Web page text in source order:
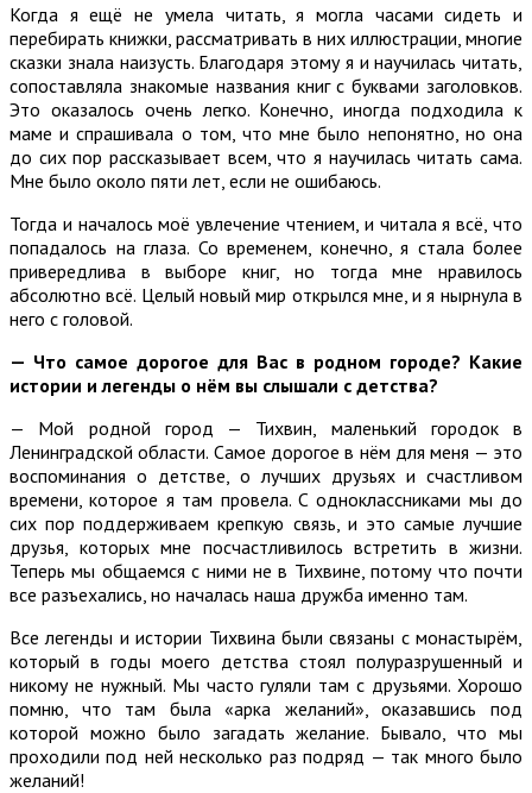
Когда я ещё не умела читать, я могла часами сидеть и
перебирать книжки, рассматривать в них иллюстрации, многие
сказки знала наизусть. Благодаря этому я и научилась читать,
сопоставляла знакомые названия книг с буквами заголовков.
Это оказалось очень легко. Конечно, иногда подходила к
маме и спрашивала о том, что мне было непонятно, но она
до сих пор рассказывает всем, что я научилась читать сама.
Мне было около пяти лет, если не ошибаюсь.
Тогда и началось моё увлечение чтением, и читала я всё, что
попадалось на глаза. Со временем, конечно, я стала более
привередлива в выборе книг, но тогда мне нравилось
абсолютно всё. Целый новый мир открылся мне, и я нырнула в
него с головой.
— Что самое дорогое для Вас в родном городе? Какие
истории и легенды о нём вы слышали с детства?
— Мой родной город — Тихвин, маленький городок в
Ленинградской области. Самое дорогое в нём для меня — это
воспоминания о детстве, о лучших друзьях и счастливом
времени, которое я там провела. С одноклассниками мы до
сих пор поддерживаем крепкую связь, и это самые лучшие
друзья, которых мне посчастливилось встретить в жизни.
Теперь мы общаемся с ними не в Тихвине, потому что почти
все разъехались, но началась наша дружба именно там.
Все легенды и истории Тихвина были связаны с монастырём,
который в годы моего детства стоял полуразрушенный и
никому не нужный. Мы часто гуляли там с друзьями. Хорошо
помню, что там была «арка желаний», оказавшись под
которой можно было загадать желание. Бывало, что мы
проходили под ней несколько раз подряд — так много было
желаний!